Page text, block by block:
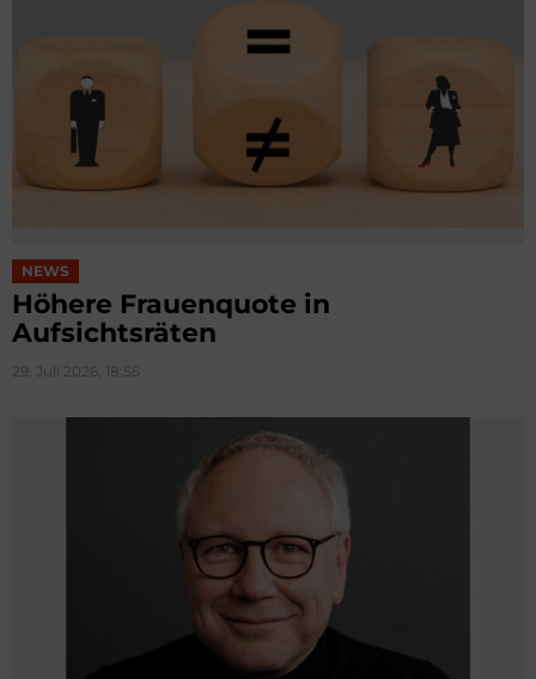
NEWS
Höhere Frauenquote in
Aufsichtsräten
29. Juli 2026, 18:55